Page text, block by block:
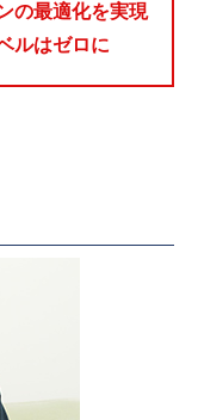
の最適化を実現
ルはゼロに